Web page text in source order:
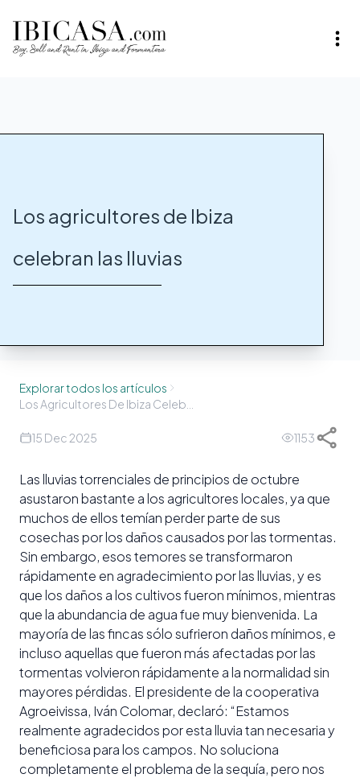
Los agricultores de Ibiza
celebran las lluvias
Explorar todos los artículos
15 Dec 2025 1153
Las lluvias torrenciales de principios de octubre
asustaron bastante a los agricultores locales, ya que
muchos de ellos temían perder parte de sus
cosechas por los daños causados por las tormentas.
Sin embargo, esos temores se transformaron
rápidamente en agradecimiento por las lluvias, y es
que los daños a los cultivos fueron mínimos, mientras
que la abundancia de agua fue muy bienvenida. La
mayoría de las fincas sólo sufrieron daños mínimos, e
incluso aquellas que fueron más afectadas por las
tormentas volvieron rápidamente a la normalidad sin
mayores pérdidas. El presidente de la cooperativa
Agroeivissa, Iván Colomar, declaró: “Estamos
realmente agradecidos por esta lluvia tan necesaria y
beneficiosa para los campos. No soluciona
completamente el problema de la sequía, pero nos